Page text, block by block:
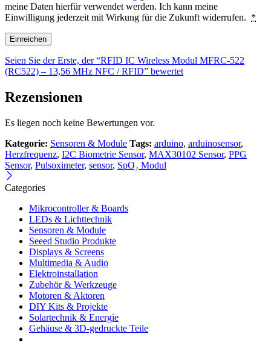
meine Daten hierfür verwendet werden. Ich kann meine
Einwilligung jederzeit mit Wirkung für die Zukunft widerrufen. *
Seien Sie der Erste, der “RFID IC Wireless Modul MFRC-522
(RC522) – 13,56 MHz NFC / RFID” bewertet
Rezensionen
Es liegen noch keine Bewertungen vor.
Kategorie: Sensoren & Module Tags: arduino, arduinosensor,
Herzfrequenz, I2C Biometrie Sensor, MAX30102 Sensor, PPG
Sensor, Pulsoximeter, sensor, SpO₂ Modul
Categories
Mikrocontroller & Boards
LEDs & Lichttechnik
Sensoren & Module
Seeed Studio Produkte
Displays & Screens
Multimedia & Audio
Elektroinstallation
Zubehör & Werkzeuge
Motoren & Aktoren
DIY Kits & Projekte
Solartechnik & Energie
Gehäuse & 3D-gedruckte Teile